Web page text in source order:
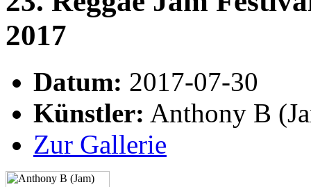
2017
Datum: 2017-07-30
Künstler: Anthony B
Zur Gallerie